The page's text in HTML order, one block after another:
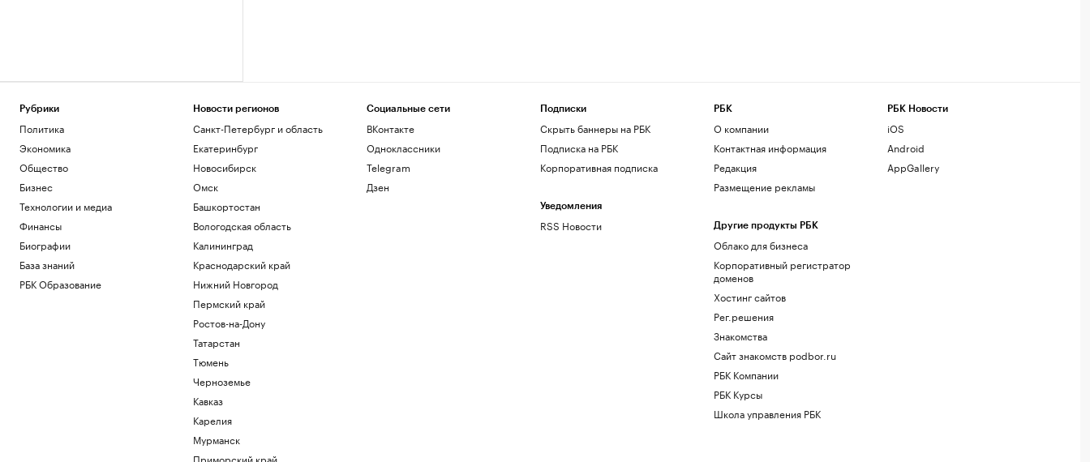
Рубрики
Политика
Экономика
Общество
Бизнес
Технологии и медиа
Финансы
Биографии
База знаний
РБК Образование
Новости регионов
Санкт-Петербург и область
Екатеринбург
Новосибирск
Омск
Башкортостан
Вологодская область
Калининград
Краснодарский край
Нижний Новгород
Пермский край
Ростов-на-Дону
Татарстан
Тюмень
Черноземье
Кавказ
Карелия
Мурманск
Приморский край
Социальные сети
ВКонтакте
Одноклассники
Telegram
Дзен
Подписки
Скрыть баннеры на РБК
Подписка на РБК
Корпоративная подписка
Уведомления
RSS Новости
РБК
О компании
Контактная информация
Редакция
Размещение рекламы
Другие продукты РБК
Облако для бизнеса
Корпоративный регистратор
доменов
Хостинг сайтов
Рег.решения
Знакомства
Сайт знакомств podbor.ru
РБК Компании
РБК Курсы
Школа управления РБК
РБК Новости
iOS
Android
AppGallery